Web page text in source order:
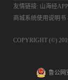
友情链接: 山海经
商城系统使用说明书
COPYRIGHT (©)
鲁公网